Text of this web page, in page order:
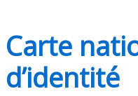
Carte
d’identité